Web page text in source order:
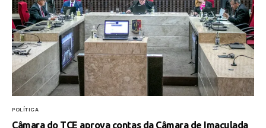
POLÍTICA
Câmara do TCE aprova contas da Câmara de Imaculada